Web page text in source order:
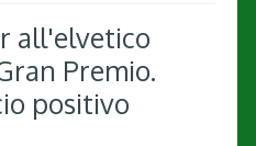
all'elvetico
Premio.
positivo